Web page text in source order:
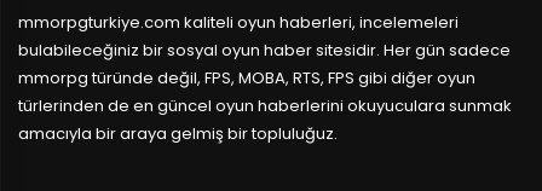
mmorpgturkiye.com kaliteli oyun haberleri, incelemeleri
bulabileceğiniz bir sosyal oyun haber sitesidir. Her gün sadece
mmorpg türünde değil, FPS, MOBA, RTS, FPS gibi diğer oyun
türlerinden de en güncel oyun haberlerini okuyuculara sunmak
amacıyla bir araya gelmiş bir topluluğuz.